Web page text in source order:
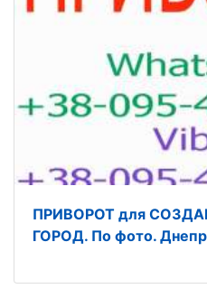
ПРИВОРОТ для
ГОРОД. По фото. Днепр